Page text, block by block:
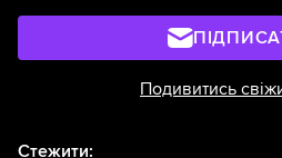
Подивитись
Стежити: